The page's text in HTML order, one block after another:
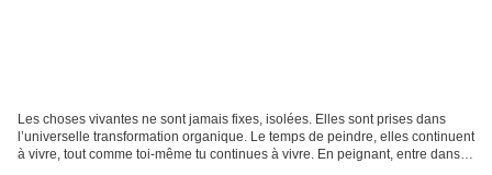
Les choses vivantes ne sont jamais fixes, isolées. Elles sont prises dans
l’universelle transformation organique. Le temps de peindre, elles continuent
à vivre, tout comme toi-même tu continues à vivre. En peignant, entre dans